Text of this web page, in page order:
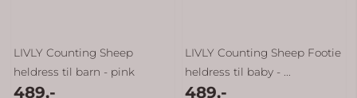
LIVLY Counting Sheep
heldress til barn - pink
489,-
LIVLY Counting Sheep Footie
heldress til baby - ...
489,-